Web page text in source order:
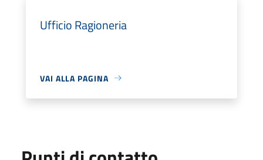
Ufficio Ragioneria
VAI ALLA PAGINA